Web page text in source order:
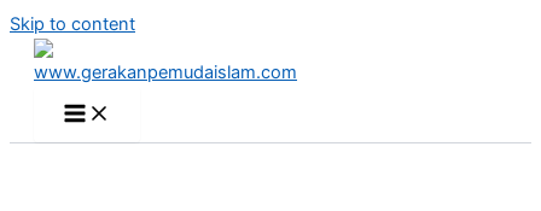
Skip to content